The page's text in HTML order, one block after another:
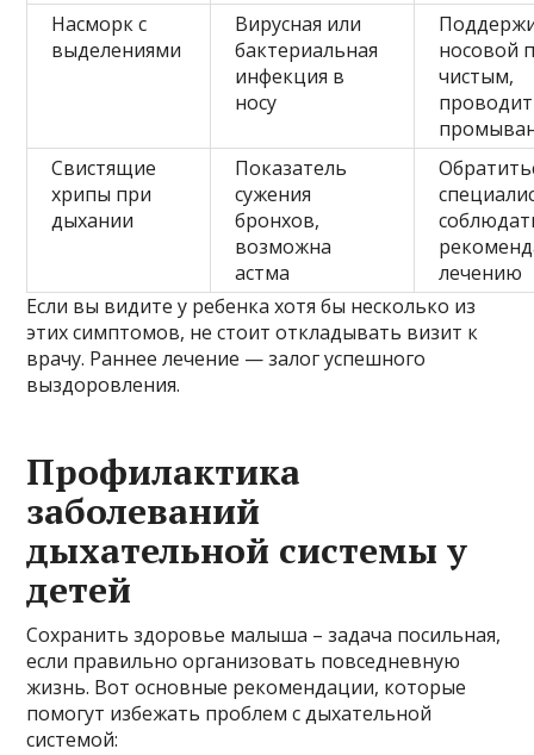
Насморк с
выделениями
Вирусная или
бактериальная
инфекция в
носу
носовой
чистым,
Свистящие
хрипы при
дыхании
Показатель
сужения
бронхов,
возможна
астма
лечению
Если вы видите у ребенка хотя бы несколько из
этих симптомов, не стоит откладывать визит к
врачу. Раннее лечение — залог успешного
выздоровления.
Профилактика
заболеваний
дыхательной системы у
детей
Сохранить здоровье малыша – задача посильная,
если правильно организовать повседневную
жизнь. Вот основные рекомендации, которые
помогут избежать проблем с дыхательной
системой: